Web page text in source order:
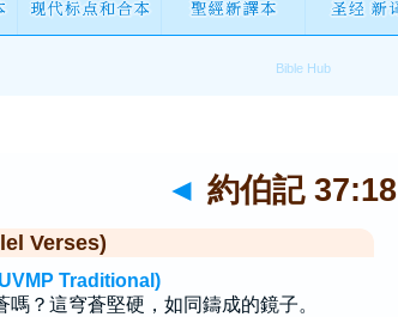
◄ 約伯記 37:18
Verses)
Traditional)
？這穹蒼堅硬，如同鑄成的鏡子。